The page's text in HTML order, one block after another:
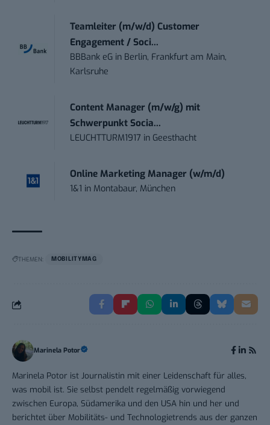
Teamleiter (m/w/d) Customer
Engagement / Soci...
BBBank eG in Berlin, Frankfurt am Main,
Karlsruhe
Content Manager (m/w/g) mit
Schwerpunkt Socia...
LEUCHTTURM1917 in Geesthacht
Online Marketing Manager (w/m/d)
1&1 in Montabaur, München
THEMEN: MOBILITYMAG
Marinela Potor
Marinela Potor ist Journalistin mit einer Leidenschaft für alles,
was mobil ist. Sie selbst pendelt regelmäßig vorwiegend
zwischen Europa, Südamerika und den USA hin und her und
berichtet über Mobilitäts- und Technologietrends aus der ganzen